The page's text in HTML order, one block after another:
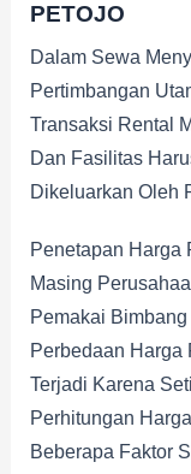
PETOJO
Dalam Sewa
Pertimbangan
Transaksi Rental
Dan Fasilitas
Dikeluarkan Oleh
Penetapan Harga
Masing
Pemakai
Perbedaan Harga
Terjadi Karena
Perhitungan
Beberapa Faktor